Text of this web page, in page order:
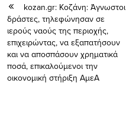
kozan.gr: Κοζάνη: Άγνωστοι
δράστες, τηλεφώνησαν σε
ιερούς ναούς της περιοχής,
επιχειρώντας, να εξαπατήσουν
και να αποσπάσουν χρηματικά
ποσά, επικαλούμενοι την
οικονομική στήριξη ΑμεΑ